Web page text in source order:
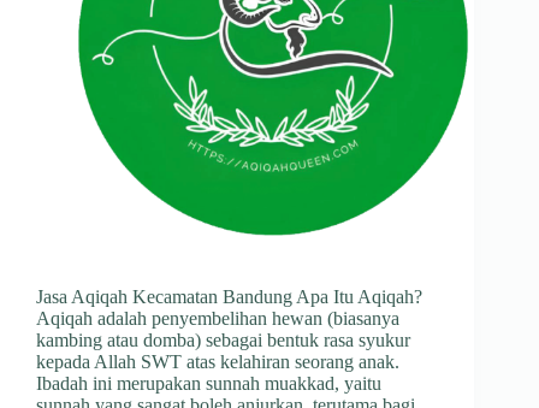
Jasa Aqiqah Kecamatan Bandung Apa Itu Aqiqah?
Aqiqah adalah penyembelihan hewan (biasanya
kambing atau domba) sebagai bentuk rasa syukur
kepada Allah SWT atas kelahiran seorang anak.
Ibadah ini merupakan sunnah muakkad, yaitu